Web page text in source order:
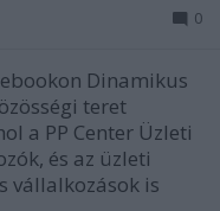
0
Dinamikus
teret
a PP Center Üzleti
és az üzleti
vállalkozások is